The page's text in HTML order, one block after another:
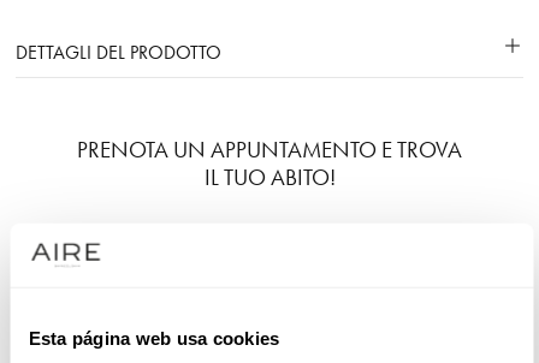
Esta página web usa cookies
DETTAGLI DEL PRODOTTO
PRENOTA UN APPUNTAMENTO E TROVA
IL TUO ABITO!